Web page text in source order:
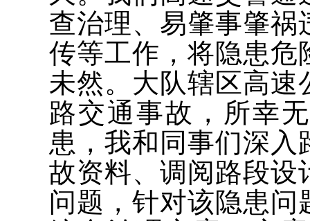
查治理、易肇事肇祸
传等工作，将隐患危
未然。大队辖区高速
路交通事故，所幸
患，我和同事们深入
故资料、调阅路段设
问题，针对该隐患问